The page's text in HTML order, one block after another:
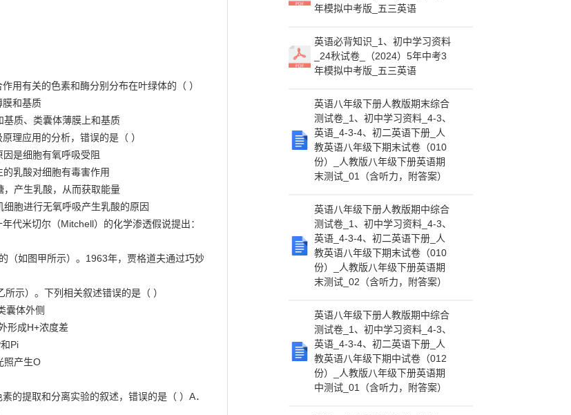
年模拟中考版_五三英语
英语必背知识_1、初中学习资料
_24秋试卷_（2024）5年中考3
年模拟中考版_五三英语
英语八年级下册人教版期末综合
测试卷_1、初中学习资料_4-3、
英语_4-3-4、初二英语下册_人
教英语八年级下期末试卷（010
份）_人教版八年级下册英语期
末测试_01（含听力，附答案）
英语八年级下册人教版期中综合
测试卷_1、初中学习资料_4-3、
英语_4-3-4、初二英语下册_人
教英语八年级下期末试卷（010
份）_人教版八年级下册英语期
末测试_02（含听力，附答案）
英语八年级下册人教版期中综合
测试卷_1、初中学习资料_4-3、
英语_4-3-4、初二英语下册_人
教英语八年级下期中试卷（012
份）_人教版八年级下册英语期
中测试_01（含听力，附答案）